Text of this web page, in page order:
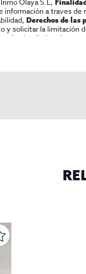
información a traves
Derechos de las
y solicitar la limitación
y detallada sobre